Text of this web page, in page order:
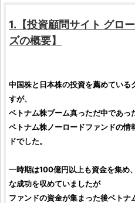
1.【投資顧問サイト グロ
ズの概要】
中国株と 日本株の投資を薦めている
すが、
ベトナム株ブーム真っただ中であ
ベトナム株ノーロードファンドの情
ドでした。
一時期は100億円以上も資金を集め
な成功を収めていましたが
ファンドの資金が集まった後ベトナ